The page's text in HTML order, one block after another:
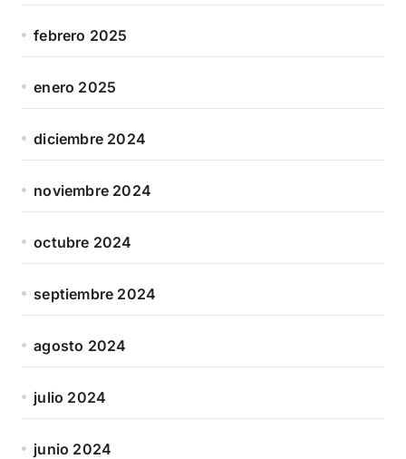
febrero 2025
enero 2025
diciembre 2024
noviembre 2024
octubre 2024
septiembre 2024
agosto 2024
julio 2024
junio 2024